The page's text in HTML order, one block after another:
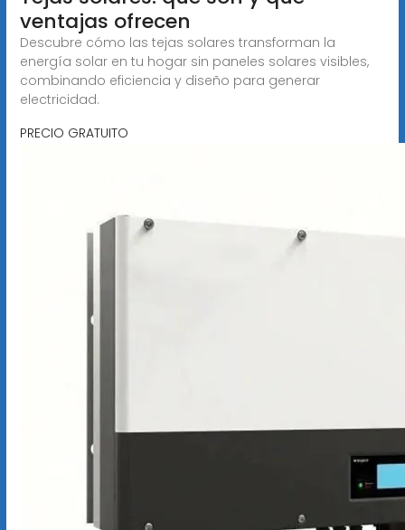
ventajas ofrecen
Descubre cómo las tejas solares transforman la
energía solar en tu hogar sin paneles solares visibles,
combinando eficiencia y diseño para generar
electricidad.
PRECIO GRATUITO